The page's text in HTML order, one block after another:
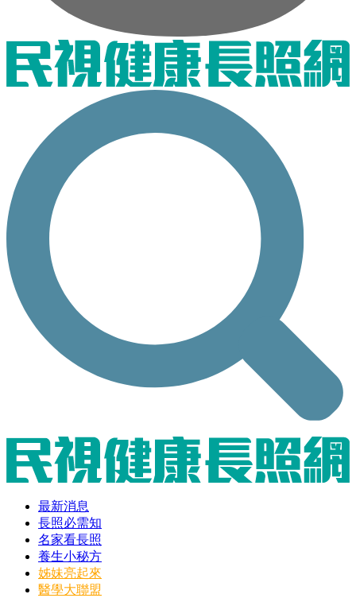
最新消息
長照必需知
名家看長照
養生小秘方
姊妹亮起來
醫學大聯盟